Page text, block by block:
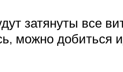
затянуты все
можно добиться